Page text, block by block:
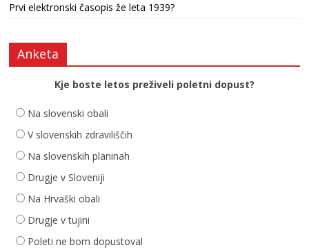
Prvi elektronski časopis že leta 1939?
Anketa
Kje boste letos preživeli poletni dopust?
Na slovenski obali
V slovenskih zdraviliščih
Na slovenskih planinah
Drugje v Sloveniji
Na Hrvaški obali
Drugje v tujini
Poleti ne bom dopustoval